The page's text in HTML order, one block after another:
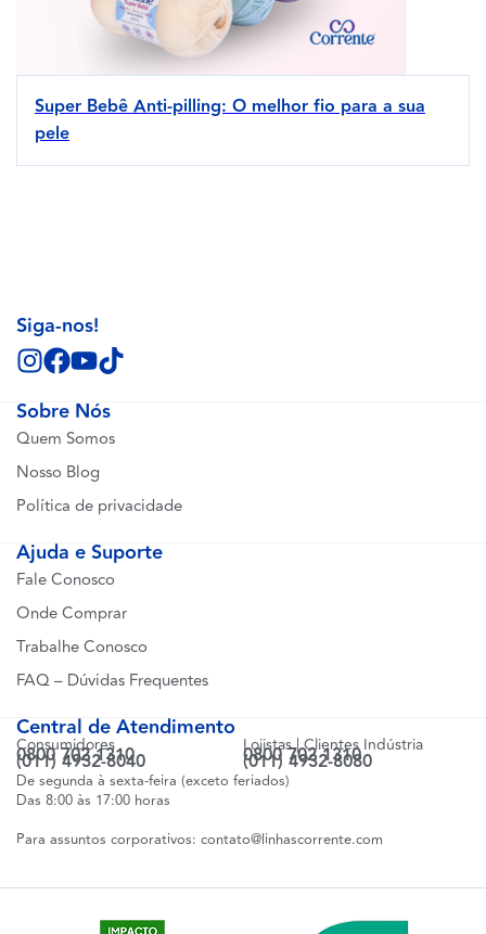
Super Bebê Anti-pilling: O melhor fio para a sua
pele
Sobre Nós
Quem Somos
Nosso Blog
Política de privacidade
Ajuda e Suporte
Fale Conosco
Onde Comprar
Trabalhe Conosco
FAQ – Dúvidas Frequentes
Central de Atendimento
Consumidores
0800 702 1310
(011) 4932-8040
Lojistas | Clientes Indústria
0800 702 1310
(011) 4932-8080
De segunda à sexta-feira (exceto feriados)
Das 8:00 às 17:00 horas
Para assuntos corporativos: contato@linhascorrente.com
Siga-nos!